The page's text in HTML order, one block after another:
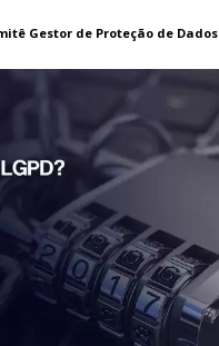
Gestor de Proteção de Dados